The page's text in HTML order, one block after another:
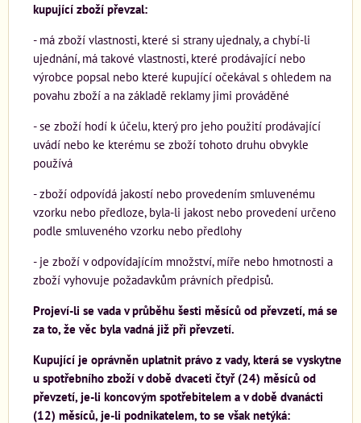
kupující zboží převzal:
- má zboží vlastnosti, které si strany ujednaly, a chybí-li
ujednání, má takové vlastnosti, které prodávající nebo
výrobce popsal nebo které kupující očekával s ohledem na
povahu zboží a na základě reklamy jimi prováděné
- se zboží hodí k účelu, který pro jeho použití prodávající
uvádí nebo ke kterému se zboží tohoto druhu obvykle
používá
- zboží odpovídá jakostí nebo provedením smluvenému
vzorku nebo předloze, byla-li jakost nebo provedení určeno
podle smluveného vzorku nebo předlohy
- je zboží v odpovídajícím množství, míře nebo hmotnosti a
zboží vyhovuje požadavkům právních předpisů.
Projeví-li se vada v průběhu šesti měsíců od převzetí, má se
za to, že věc byla vadná již při převzetí.
Kupující je oprávněn uplatnit právo z vady, která se vyskytne
u spotřebního zboží v době dvaceti čtyř (24) měsíců od
převzetí, je-li koncovým spotřebitelem a v době dvanácti
(12) měsíců, je-li podnikatelem, to se však netýká: